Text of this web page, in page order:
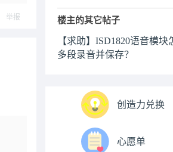
举报 楼主的其它帖子
【求助】ISD1820语音模块
多段录音并保存？
创造力兑换
心愿单